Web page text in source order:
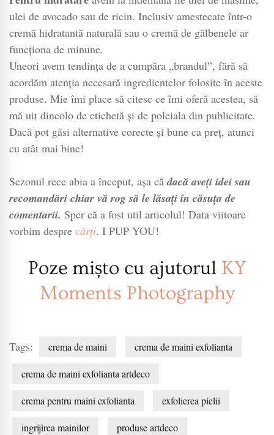
ulei de avocado sau de ricin. Inclusiv amestecate într-o
cremă hidratantă naturală sau o cremă de gălbenele ar
funcționa de minune.
Uneori avem tendința de a cumpăra „brandul”, fără să
acordăm atenția necesară ingredientelor folosite în aceste
produse. Mie îmi place să citesc ce îmi oferă acestea, să
mă uit dincolo de etichetă și de poleiala din publicitate.
Dacă pot găsi alternative corecte și bune ca preț, atunci
cu atât mai bine!
Sezonul rece abia a început, așa cădacă aveți idei sau
recomandări chiar vă rog să le lăsați în căsuța de
comentarii. Sper că a fost util articolul! Data viitoare
vorbim despre cărți. I PUP YOU!
Poze mișto cu ajutorul KY
Moments Photography
Tags: crema de maini crema de maini exfolianta
crema de maini exfolianta artdeco
crema pentru maini exfolianta exfolierea pielii
ingrijirea mainilor produse artdeco